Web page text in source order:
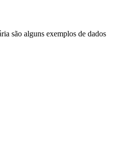
são alguns exemplos de dados